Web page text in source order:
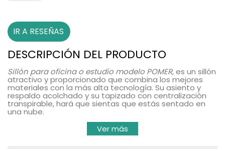
IR A RESEÑAS
DESCRIPCIÓN DEL PRODUCTO
Sillón para oficina o estudio modelo POMER, es un sillón
atractivo y proporcionado que combina los mejores
materiales con la más alta tecnología. Su asiento y
respaldo acolchado y su tapizado con centralización
transpirable, hará que sientas que estás sentado en
una nube.
Ver más